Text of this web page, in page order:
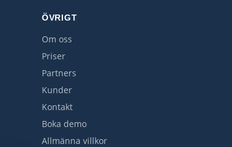
ÖVRIGT
Om oss
Priser
Partners
Kunder
Kontakt
Boka demo
Allmänna villkor